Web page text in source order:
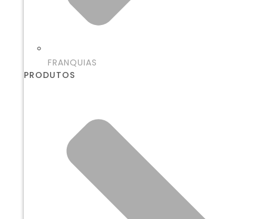
FRANQUIAS
PRODUTOS